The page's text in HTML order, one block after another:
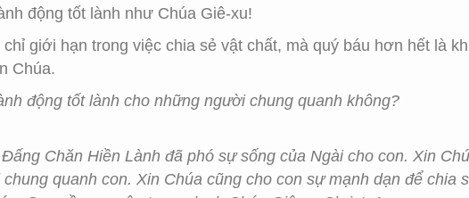
động tốt lành như Chúa Giê-xu!
giới hạn trong việc chia sẻ vật chất, mà quý báu hơn hết là
Chúa.
động tốt lành cho những người chung quanh không?
Chăn Hiền Lành đã phó sự sống của Ngài cho con. Xin
quanh con. Xin Chúa cũng cho con sự mạnh dạn để chia